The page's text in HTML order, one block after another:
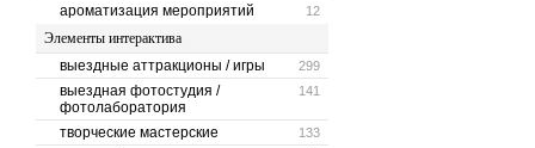
12
ароматизация мероприятий
Элементы интерактива
299
выездные аттракционы / игры
141
выездная фотостудия /
фотолаборатория
133
творческие мастерские